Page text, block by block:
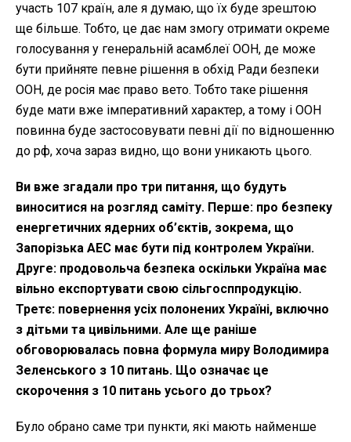
участь 107 країн, але я думаю, що їх буде зрештою
ще більше. Тобто, це дає нам змогу отримати окреме
голосування у генеральній асамблеї ООН, де може
бути прийняте певне рішення в обхід Ради безпеки
ООН, де росія має право вето. Тобто таке рішення
буде мати вже імперативний характер, а тому і ООН
повинна буде застосовувати певні дії по відношенню
до рф, хоча зараз видно, що вони уникають цього.
Ви вже згадали про три питання, що будуть
виноситися на розгляд саміту. Перше: про безпеку
енергетичних ядерних об’єктів, зокрема, що
Запорізька АЕС має бути під контролем України.
Друге: продовольча безпека оскільки Україна має
вільно експортувати свою сільгосппродукцію.
Третє: повернення усіх полонених Україні, включно
з дітьми та цивільними. Але ще раніше
обговорювалась повна формула миру Володимира
Зеленського з 10 питань. Що означає це
скорочення з 10 питань усього до трьох?
Було обрано саме три пункти, які мають найменше